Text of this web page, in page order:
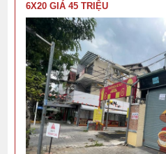
6X20 GIÁ 45 TRIỆU